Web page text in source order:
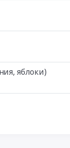
яблоки)